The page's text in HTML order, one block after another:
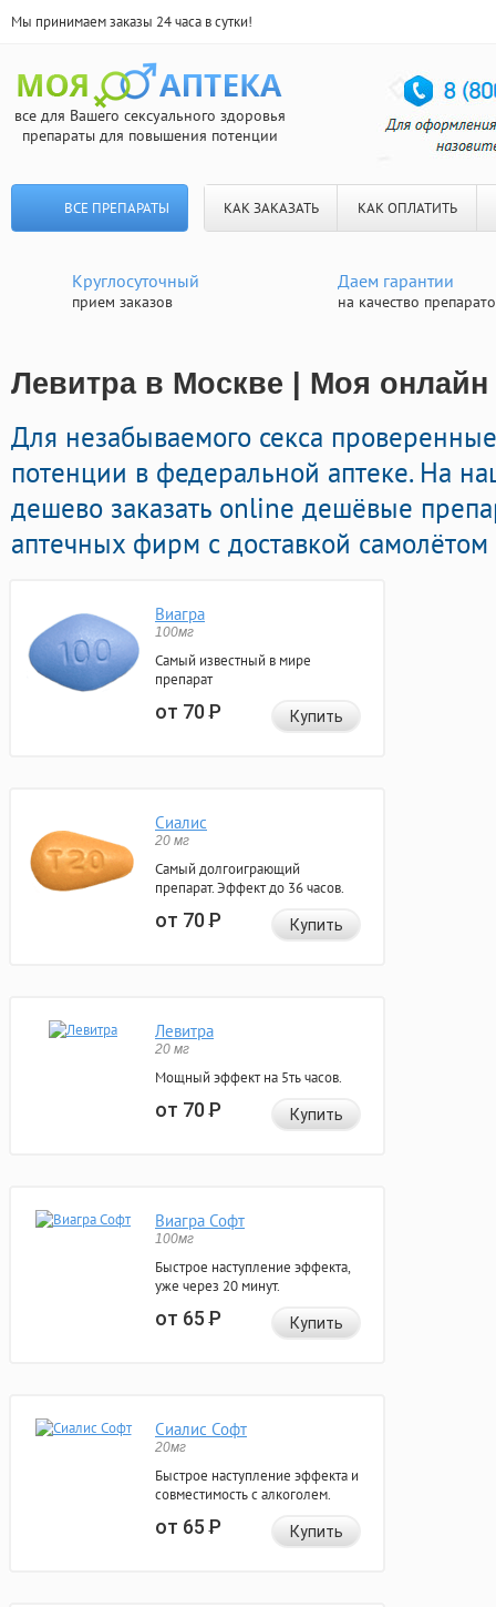
Мы принимаем заказы 24 часа в сутки!
все для Вашего сексуального здоровья
препараты для повышения потенции
ВСЕ ПРЕПАРАТЫ КАК ЗАКАЗАТЬ КАК ОПЛАТИТЬ
Круглосуточный
прием заказов
Даем гарантии
на качество
Левитра в Москве | Моя онлайн
Для незабываемого секса
потенции в федеральной аптеке. На
дешево заказать online дешёвые
аптечных фирм с доставкой
Виагра
100мг
Самый известный в мире
препарат
от 70Р Купить
Сиалис
20 мг
Самый долгоиграющий
препарат. Эффект до 36 часов.
от 70Р Купить
Левитра
20 мг
Мощный эффект на 5ть часов.
от 70Р Купить
Виагра Софт
100мг
Быстрое наступление эффекта,
уже через 20 минут.
от 65Р Купить
Сиалис Софт
20мг
Быстрое наступление эффекта и
совместимость с алкоголем.
от 65Р Купить